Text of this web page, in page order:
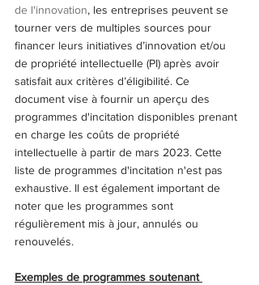
de l'innovation, les entreprises peuvent se
tourner vers de multiples sources pour
financer leurs initiatives d’innovation et/ou
de propriété intellectuelle (PI) après avoir
satisfait aux critères d’éligibilité. Ce
document vise à fournir un aperçu des
programmes d'incitation disponibles prenant
en charge les coûts de propriété
intellectuelle à partir de mars 2023. Cette
liste de programmes d'incitation n'est pas
exhaustive. Il est également important de
noter que les programmes sont
régulièrement mis à jour, annulés ou
renouvelés.
Exemples de programmes soutenant